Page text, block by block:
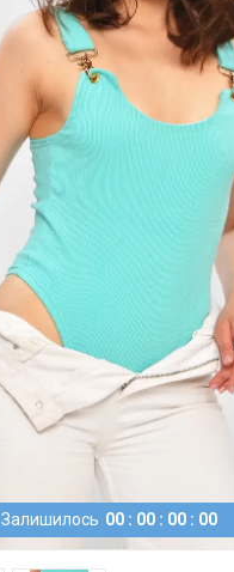
Залишилось 00 00 00 00